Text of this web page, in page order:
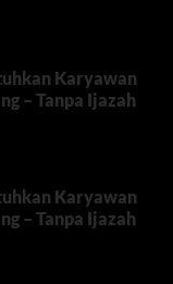
Karyawan
– Tanpa Ijazah
Karyawan
– Tanpa Ijazah